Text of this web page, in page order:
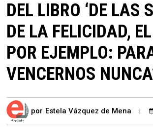
DEL LIBRO ‘DE LAS
DE LA FELICIDAD,
POR EJEMPLO:
VENCERNOS
por Estela Vázquez de Mena